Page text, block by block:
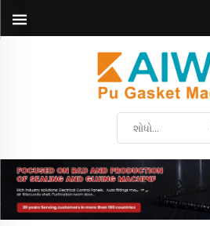
એપ્લિકેશન્સ